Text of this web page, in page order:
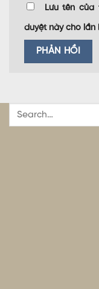
Lưu tên
duyệt này cho lần